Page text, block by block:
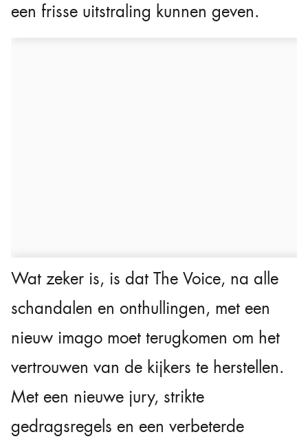
een frisse uitstraling kunnen geven.
Wat zeker is, is dat The Voice, na alle
schandalen en onthullingen, met een
nieuw imago moet terugkomen om het
vertrouwen van de kijkers te herstellen.
Met een nieuwe jury, strikte
gedragsregels en een verbeterde